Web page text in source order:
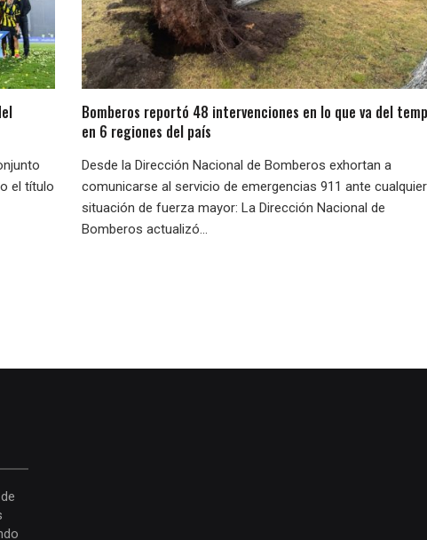
el título
Bomberos reportó 48 intervenciones en lo que va del
en 6 regiones del país
Desde la Dirección Nacional de Bomberos exhortan a
comunicarse al servicio de emergencias 911 ante cualquier
situación de fuerza mayor: La Dirección Nacional de
Bomberos actualizó...